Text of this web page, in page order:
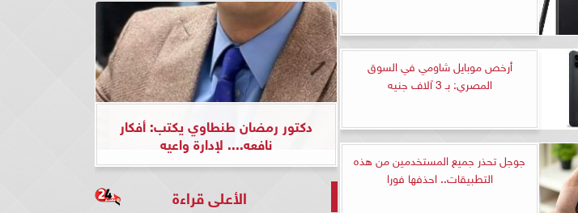
أرخص موبايل شاومي في السوق
المصري: بـ 3 آلاف جنيه
جوجل تحذر جميع المستخدمين من هذه
التطبيقات.. احذفها فورا
دكتور رمضان طنطاوي يكتب: أفكار
نافعه.... لإدارة واعيه
الأعلى قراءة